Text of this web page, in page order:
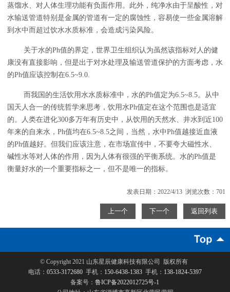
蒸馏水、对人体生理功能有负面作用。此外，纯净水由于呈酸性，对
水输送管道特别是金属的管道有一定的腐蚀性，容易使一些金属溶解
到水中而超过饮水水质标准，会造成污染风险。
关于水的Ph值的界定，世界卫生组织认为虽然该指标对人的健
康没有直接影响，但是出于对水处理及输送管道保护的方面考虑，水
的Ph值应该控制在6.5~9.0.
而我国的生活饮用水水质标准中，水的Ph值定为6.5~8.5。从中
国天人合一的传统哲学来思考，饮用水Ph值定在这个范围也是适宜
的。人类在进化300多万年有历史中，从饮用的天然水、井水到近100
年来的自来水，Ph值均在6.5~8.5之间，当然，水中Ph值越接近血液
的Ph值越好。但我们应该注意，在市场宣传中，不要夸大磁性水、
碱性水等对人体的作用，因为人体有很强的平衡系统。水的Ph值是
衡量好水的一个重要指标之一，但不是唯一的指标。
发表日期：2022/4/13 浏览次数：701
上一个 下一个 返回列表
© Copyright 2021 山东星辰健康科技有限公司
版权所有
电话： 0533-3172680手机： 150-6438-1383手机： 138-1824-5397
备案号：鲁ICP备2022012725号-1